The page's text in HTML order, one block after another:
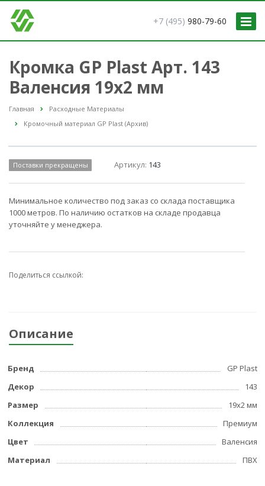
+7 (495) 980-79-60
Кромка GP Plast Арт. 143
Валенсия 19x2 мм
Главная
Расходные Материалы
Кромочный материал GP Plast (Архив)
Поставки прекращены Артикул: 143
Минимальное количество под заказ со склада поставщика
1000 метров. По наличию остатков на складе продавца
уточняйте у менеджера.
Поделиться ссылкой:
Описание
Бренд
GP Plast
Декор
143
Размер
19x2 мм
Коллекция
Премиум
Цвет
Валенсия
Материал
ПВХ